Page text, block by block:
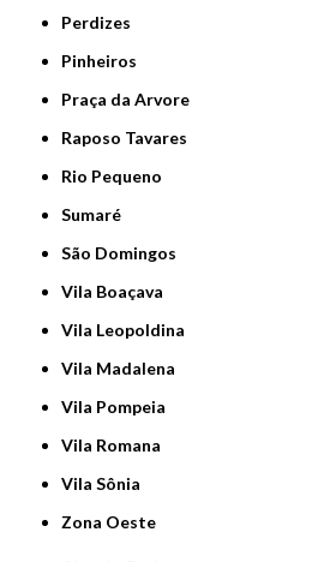
Perdizes
Pinheiros
Praça da Arvore
Raposo Tavares
Rio Pequeno
Sumaré
São Domingos
Vila Boaçava
Vila Leopoldina
Vila Madalena
Vila Pompeia
Vila Romana
Vila Sônia
Zona Oeste